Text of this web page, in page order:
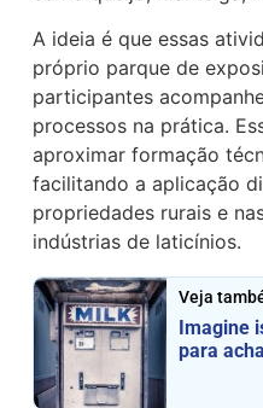
A ideia é que essas
próprio parque de
participantes
processos na prática.
aproximar formação
facilitando a aplicação
propriedades rurais e
indústrias de laticínios.
Veja
Imagine
para